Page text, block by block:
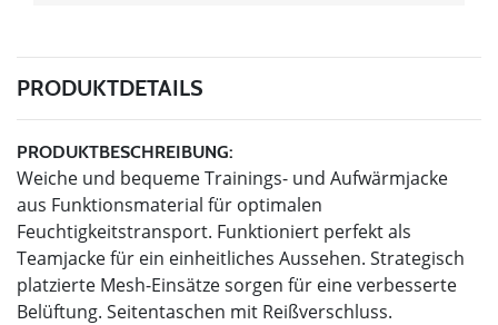
PRODUKTDETAILS
PRODUKTBESCHREIBUNG:
Weiche und bequeme Trainings- und Aufwärmjacke
aus Funktionsmaterial für optimalen
Feuchtigkeitstransport. Funktioniert perfekt als
Teamjacke für ein einheitliches Aussehen. Strategisch
platzierte Mesh-Einsätze sorgen für eine verbesserte
Belüftung. Seitentaschen mit Reißverschluss.